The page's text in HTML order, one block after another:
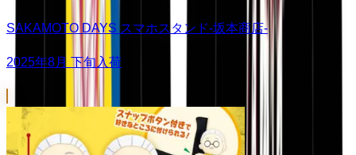
SAKAMOTO DAYS スマホスタンド-坂本商店-
2025年8月 下旬入荷